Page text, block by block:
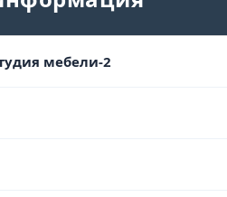
мебели-2